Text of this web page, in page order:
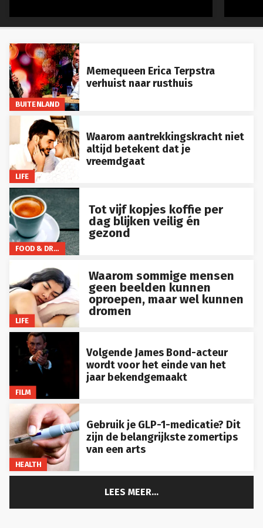
BUITENLAND
Memequeen Erica Terpstra
verhuist naar rusthuis
LIFE
Waarom aantrekkingskracht niet
altijd betekent dat je
vreemdgaat
FOOD & DRINKS
Tot vijf kopjes koffie per
dag blijken veilig én
gezond
LIFE
Waarom sommige mensen
geen beelden kunnen
oproepen, maar wel kunnen
dromen
FILM
Volgende James Bond-acteur
wordt voor het einde van het
jaar bekendgemaakt
HEALTH
Gebruik je GLP-1-medicatie? Dit
zijn de belangrijkste zomertips
van een arts
LEES MEER...